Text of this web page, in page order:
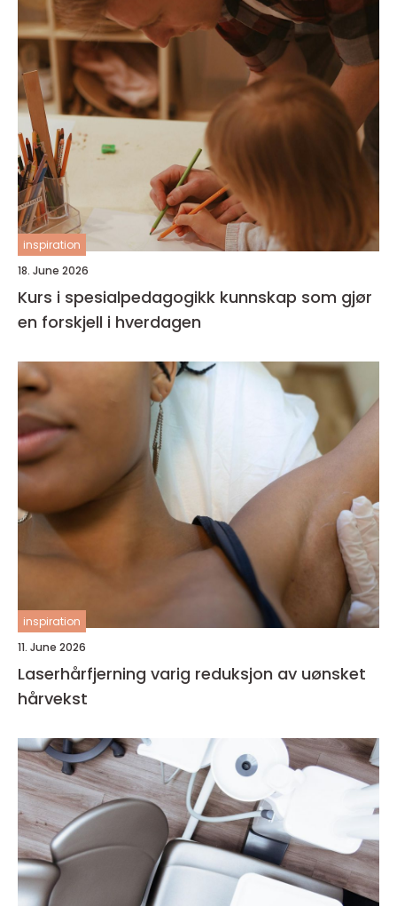
inspiration
18. June 2026
Kurs i spesialpedagogikk kunnskap som gjør
en forskjell i hverdagen
inspiration
11. June 2026
Laserhårfjerning varig reduksjon av uønsket
hårvekst